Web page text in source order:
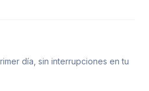
día, sin interrupciones en tu